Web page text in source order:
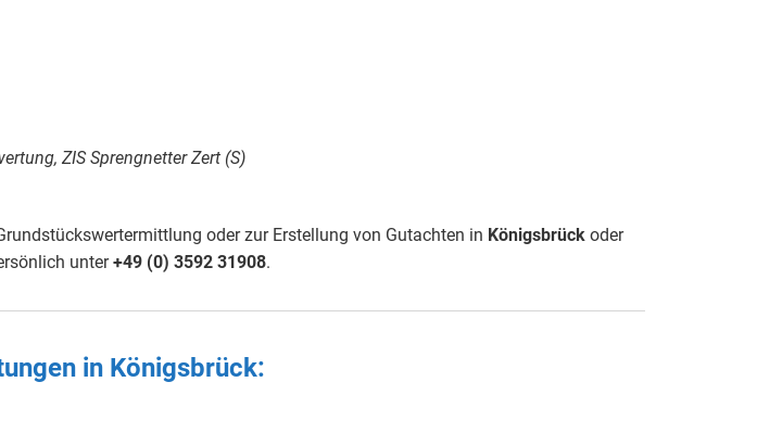
ZIS Sprengnetter Zert (S)
oder zur Erstellung von Gutachten in Königsbrück oder
unter+49 (0) 3592 31908.
in Königsbrück: